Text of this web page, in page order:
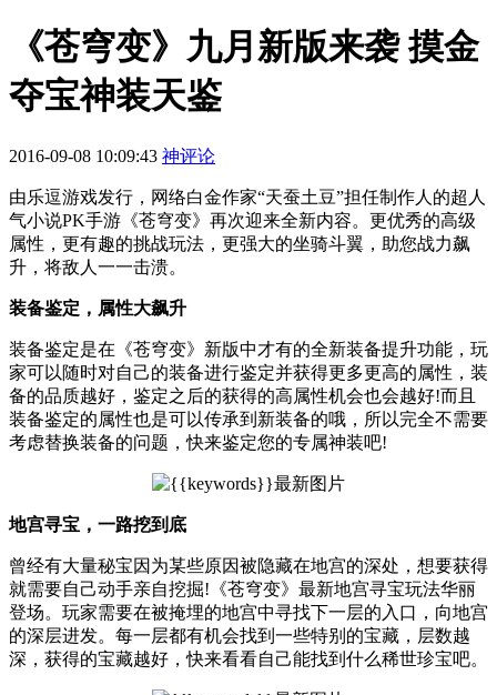
《苍穹变》九月新版来袭 摸金
夺宝神装天鉴
2016-09-08 10:09:43 神评论
由乐逗游戏发行，网络白金作家“天蚕土豆”担任制作人的超人
气小说PK手游《苍穹变》再次迎来全新内容。更优秀的高级
属性，更有趣的挑战玩法，更强大的坐骑斗翼，助您战力飙
升，将敌人一一击溃。
装备鉴定，属性大飙升
装备鉴定是在《苍穹变》新版中才有的全新装备提升功能，玩
家可以随时对自己的装备进行鉴定并获得更多更高的属性，装
备的品质越好，鉴定之后的获得的高属性机会也会越好!而且
装备鉴定的属性也是可以传承到新装备的哦，所以完全不需要
考虑替换装备的问题，快来鉴定您的专属神装吧!
地宫寻宝，一路挖到底
曾经有大量秘宝因为某些原因被隐藏在地宫的深处，想要获得
就需要自己动手亲自挖掘!《苍穹变》最新地宫寻宝玩法华丽
登场。玩家需要在被掩埋的地宫中寻找下一层的入口，向地宫
的深层进发。每一层都有机会找到一些特别的宝藏，层数越
深，获得的宝藏越好，快来看看自己能找到什么稀世珍宝吧。